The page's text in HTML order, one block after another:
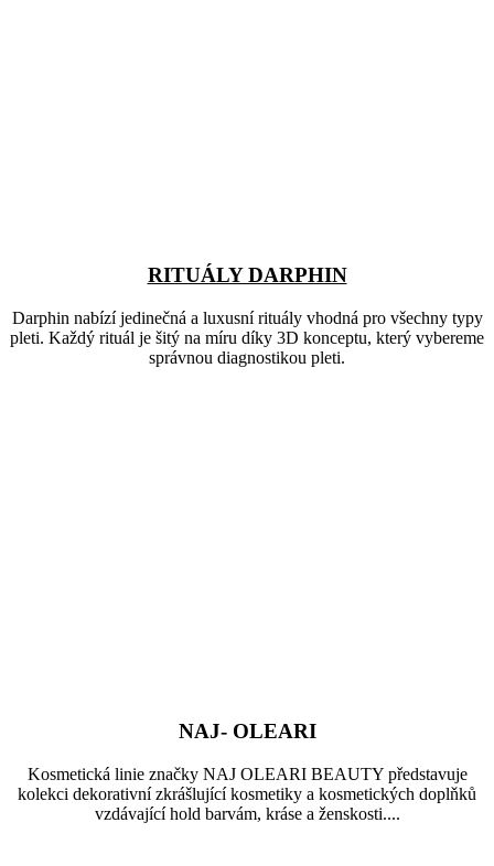
RITUÁLY DARPHIN
Darphin nabízí jedinečná a luxusní rituály vhodná pro všechny typy
pleti. Každý rituál je šitý na míru díky 3D konceptu, který vybereme
správnou diagnostikou pleti.
NAJ- OLEARI
Kosmetická linie značky NAJ OLEARI BEAUTY představuje
kolekci dekorativní zkrášlující kosmetiky a kosmetických doplňků
vzdávající hold barvám, kráse a ženskosti....